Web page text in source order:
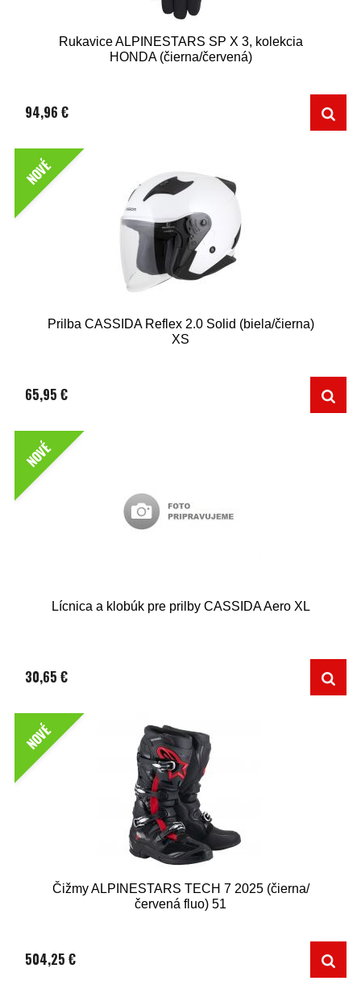
Rukavice ALPINESTARS SP X 3, kolekcia
HONDA (čierna/červená)
94,96 €
NOVÉ
Prilba CASSIDA Reflex 2.0 Solid (biela/čierna)
XS
65,95 €
NOVÉ
Lícnica a klobúk pre prilby CASSIDA Aero XL
30,65 €
NOVÉ
Čižmy ALPINESTARS TECH 7 2025 (čierna/
červená fluo) 51
504,25 €